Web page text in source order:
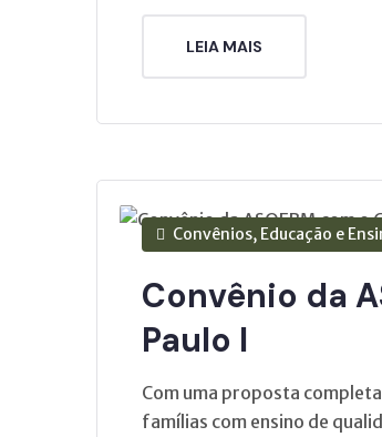
LEIA MAIS
Convênios, Educação e
Convênio da
Paulo I
Com uma proposta
famílias com ensino de